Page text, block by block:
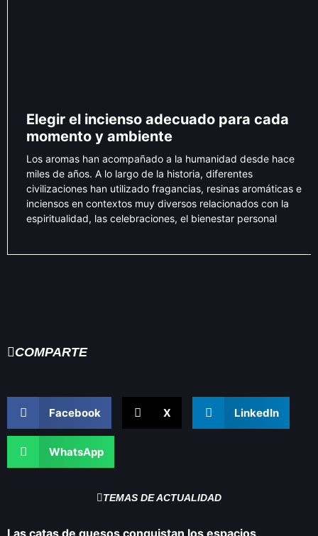
Elegir el incienso adecuado para cada
momento y ambiente
Los aromas han acompañado a la humanidad desde hace
miles de años. A lo largo de la historia, diferentes
civilizaciones han utilizado fragancias, resinas aromáticas e
inciensos en contextos muy diversos relacionados con la
espiritualidad, las celebraciones, el bienestar personal
COMPARTE
Facebook X LinkedIn
WhatsApp
TEMAS DE ACTUALIDAD
Las catas de quesos conquistan los espacios